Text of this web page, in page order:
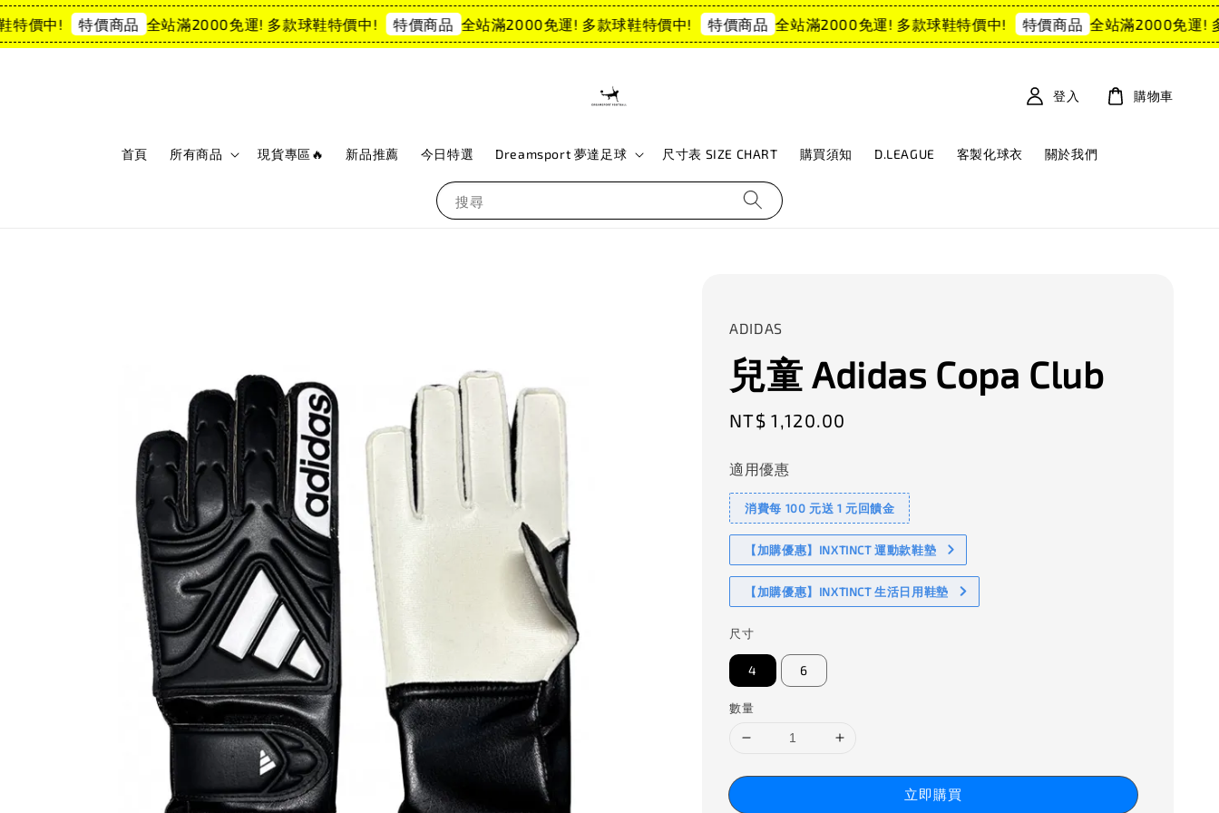
價中! 特價商品 全站滿2000免運! 多款球鞋特價中! 特價商品 全站滿2000免運! 多款球鞋特價中! 特價商品 全站滿2000免運! 多款球鞋特價中! 特價商品 全站滿2000免運! 多
搜尋
首頁 所有商品 現貨專區🔥 新品推薦 今日特選 Dreamsport 夢達足球 尺寸表 SIZE CHART 購買須知 D.LEAGUE 客製化球衣 關於我們
登入 購物車
ADIDAS
兒童 Adidas Copa Club
Regular
NT$ 1,120.00
適用優惠
消費每 100 元送 1 元回饋金
【加購優惠】INXTINCT 運動款鞋墊
【加購優惠】INXTINCT 生活日用鞋墊
尺寸
4 6
數量
立即購買